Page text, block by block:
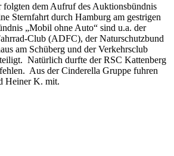
folgten dem Aufruf des Auktionsbündnis
Sternfahrt durch Hamburg am gestrigen
„Mobil ohne Auto“ sind u.a. der
Club (ADFC), der Naturschutzbund
am Schüberg und der Verkehrsclub
Natürlich durfte der RSC Kattenberg
Aus der Cinderella Gruppe fuhren
Heiner K. mit.